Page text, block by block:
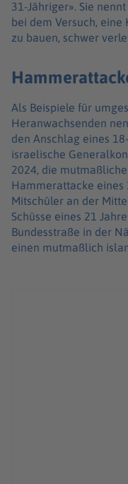
31-Jähriger». Sie
bei dem Versuch,
zu bauen, schwer
Als Beispiele für
Heranwachsenden
den Anschlag eines
israelische
2024, die
Hammerattacke eines
Mitschüler an der
Schüsse eines 21
Bundesstraße in der
einen mutmaßlich